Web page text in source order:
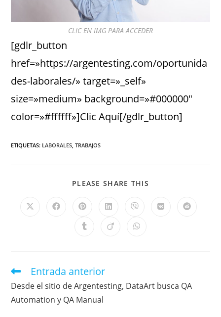
CLIC EN IMG PARA ACCEDER
[gdlr_button
href=»https://argentesting.com/oportunida
des-laborales/» target=»_self»
size=»medium» background=»#000000″
color=»#ffffff»]Clic Aquí[/gdlr_button]
ETIQUETAS: LABORALES TRABAJOS
PLEASE SHARE THIS
Entrada anterior
Desde el sitio de Argentesting, DataArt busca QA
Automation y QA Manual